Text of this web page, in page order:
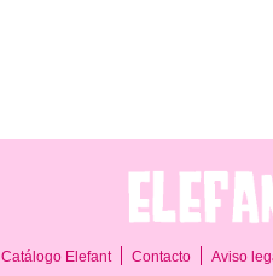
Catálogo Elefant Contacto Aviso